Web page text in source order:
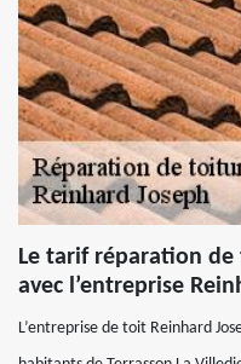
Le tarif réparation
avec l’entreprise
L’entreprise de toit Reinhard